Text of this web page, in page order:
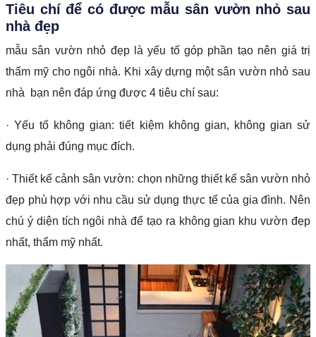
Tiêu chí để có được mẫu sân vườn nhỏ sau
nhà đẹp
mẫu sân vườn nhỏ đẹp là yếu tố góp phần tạo nên giá trị
thẩm mỹ cho ngôi nhà. Khi xây dựng một sân vườn nhỏ sau
nhà bạn nên đáp ứng được 4 tiêu chí sau:
· Yếu tố không gian: tiết kiệm không gian, không gian sử
dụng phải đúng mục đích.
· Thiết kế cảnh sân vườn: chọn những thiết kế sân vườn nhỏ
đẹp phù hợp với nhu cầu sử dụng thực tế của gia đình. Nên
chú ý diện tích ngôi nhà để tạo ra không gian khu vườn đẹp
nhất, thẩm mỹ nhất.